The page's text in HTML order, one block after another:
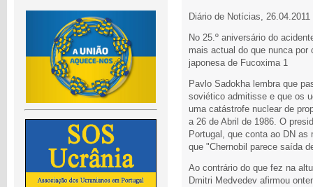
Diário de Notícias, 26.04.2011
No 25.º aniversário do
mais actual do que nunca
japonesa de Fucoxima 1
Pavlo Sadokha lembra que
soviético admitisse e que os
uma catástrofe nuclear de
a 26 de Abril de 1986. O
Portugal, que conta ao DN
que "Chernobil parece saída
Ao contrário do que fez na
Dmitri Medvedev afirmou